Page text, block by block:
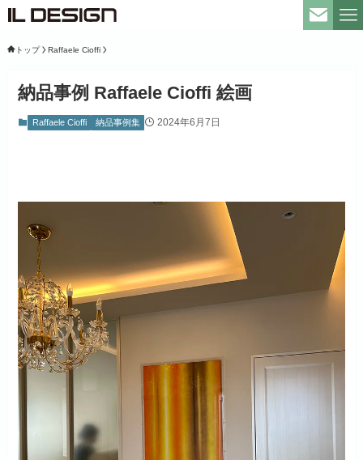
トップ Raffaele Cioffi
納品事例 Raffaele Cioffi 絵画
Raffaele Cioffi 納品事例集 2024年6月7日